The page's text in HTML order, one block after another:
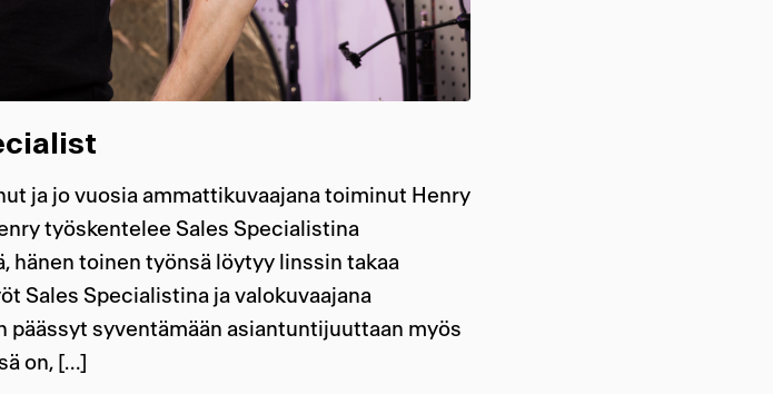
ja jo vuosia ammattikuvaajana toiminut Henry
työskentelee Sales Specialistina
hänen toinen työnsä löytyy linssin takaa
Sales Specialistina ja valokuvaajana
päässyt syventämään asiantuntijuuttaan myös
on, […]